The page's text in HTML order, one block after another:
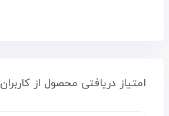
امتیاز دریافتی محصول از کاربران